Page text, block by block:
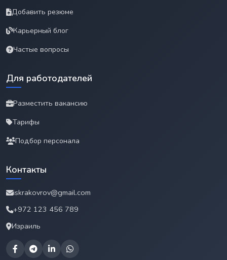
Добавить резюме
Карьерный блог
Частые вопросы
Для работодателей
Разместить вакансию
Тарифы
Подбор персонала
Контакты
iskrakovrov@gmail.com
+972 123 456 789
Израиль